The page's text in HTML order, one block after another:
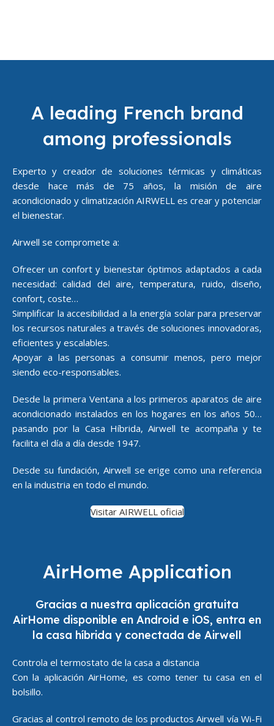
A leading French brand
among professionals
Experto y creador de soluciones térmicas y climáticas
desde hace más de 75 años, la misión de aire
acondicionado y climatización AIRWELL es crear y potenciar
el bienestar.
Airwell se compromete a:
Ofrecer un confort y bienestar óptimos adaptados a cada
necesidad: calidad del aire, temperatura, ruido, diseño,
confort, coste…
Simplificar la accesibilidad a la energía solar para preservar
los recursos naturales a través de soluciones innovadoras,
eficientes y escalables.
Apoyar a las personas a consumir menos, pero mejor
siendo eco-responsables.
Desde la primera Ventana a los primeros aparatos de aire
acondicionado instalados en los hogares en los años 50…
pasando por la Casa Híbrida, Airwell te acompaña y te
facilita el día a día desde 1947.
Desde su fundación, Airwell se erige como una referencia
en la industria en todo el mundo.
Visitar AIRWELL oficial
AirHome Application
Gracias a nuestra aplicación gratuita
AirHome disponible en Android e iOS, entra en
la casa híbrida y conectada de Airwell
Controla el termostato de la casa a distancia
Con la aplicación AirHome, es como tener tu casa en el
bolsillo.
Gracias al control remoto de los productos Airwell vía Wi-Fi